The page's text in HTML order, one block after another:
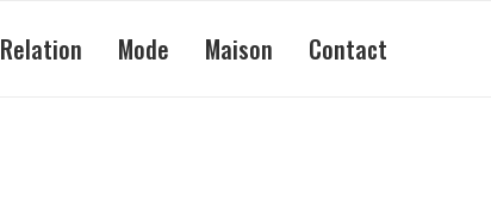
Relation Mode Maison Contact